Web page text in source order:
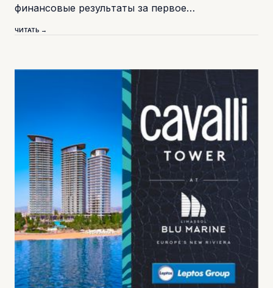
финансовые результаты за первое…
ЧИТАТЬ →